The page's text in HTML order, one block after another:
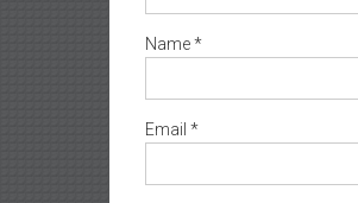
Name*
Email *